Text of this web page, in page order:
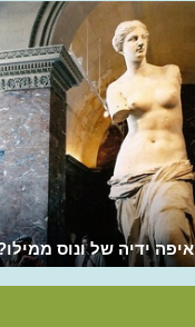
איפה ידיה של ונוס